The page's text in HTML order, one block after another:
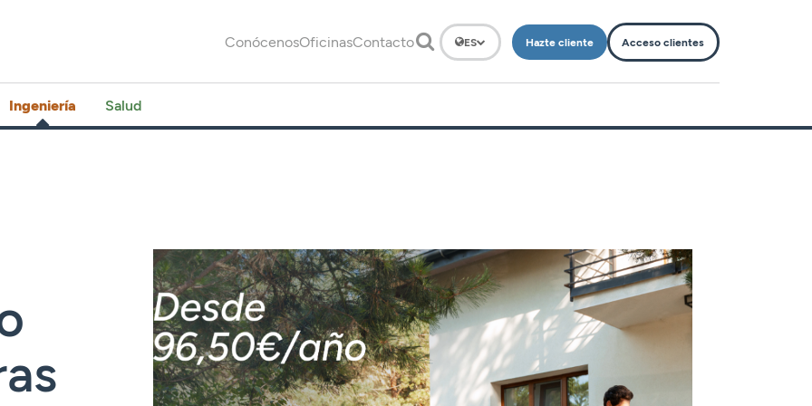
ConócenosOficinasContacto ES Hazte cliente Acceso clientes
Ingeniería Salud